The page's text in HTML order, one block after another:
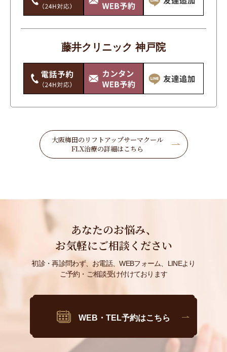
ワキガ・多汗症
唇・口
手のシワ・たるみ・シミ・くすみ
毛穴・いちご鼻
痩身
目もと
美白
藤井クリニック 神戸院
大阪梅田のリフトアップサーマクール
FLX治療の詳細はこちら
あなたのお悩み、
お気軽にご相談ください
初診・再診問わず、お電話、WEBフォーム、LINEより
ご予約・ご相談受け付けております
WEB・TEL予約はこちら